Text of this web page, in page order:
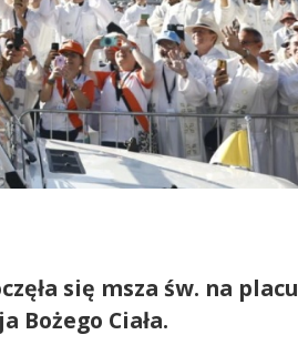
się msza św. na placu
Bożego Ciała.